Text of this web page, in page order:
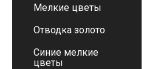
Мелкие цветы
Отводка золото
Синие мелкие
цветы